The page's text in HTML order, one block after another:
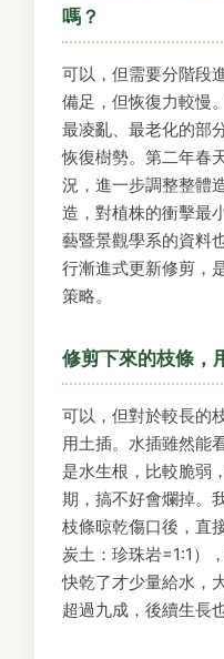
嗎？
可以，但需要分階段
備足，但恢復力較慢
最凌亂、最老化的部
恢復樹勢。第二年春
況，進一步調整整體
造，對植株的衝擊最
藝暨景觀學系的資料
行漸進式更新修剪，
策略。
修剪下來的枝條，
可以，但對於較長的
用土插。水插雖然能
是水生根，比較脆弱
期，搞不好會爛掉。
枝條晾乾傷口後，直
炭土：珍珠岩=1:1）
快乾了才少量給水，
超過九成，後續生長